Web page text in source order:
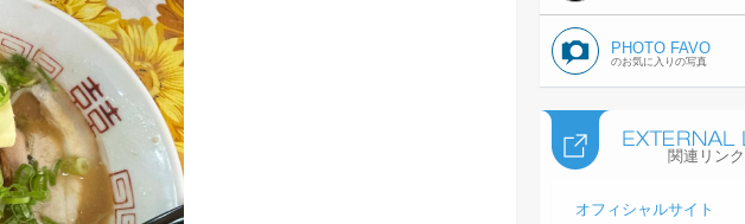
PHOTO FAVO
のお気に入りの写真
関連リンク
オフィシャルサイト